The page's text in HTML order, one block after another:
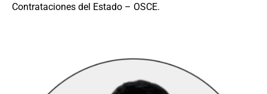
Contrataciones del Estado – OSCE.